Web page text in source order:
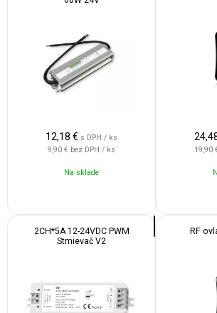
12,18 € s DPH / ks
9,90 € bez DPH / ks
Na sklade
19,90
2CH*5A 12-24VDC PWM
Stmievač V2
RF